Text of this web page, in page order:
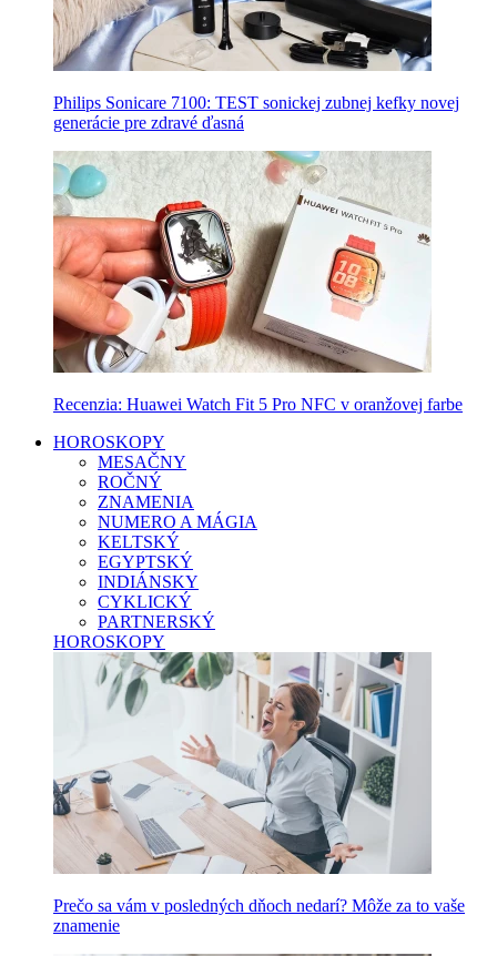
Philips Sonicare 7100: TEST sonickej zubnej kefky novej
generácie pre zdravé ďasná
Recenzia: Huawei Watch Fit 5 Pro NFC v oranžovej farbe
HOROSKOPY
MESAČNY
ROČNÝ
ZNAMENIA
NUMERO A MÁGIA
KELTSKÝ
EGYPTSKÝ
INDIÁNSKY
CYKLICKÝ
PARTNERSKÝ
HOROSKOPY
Prečo sa vám v posledných dňoch nedarí? Môže za to vaše
znamenie